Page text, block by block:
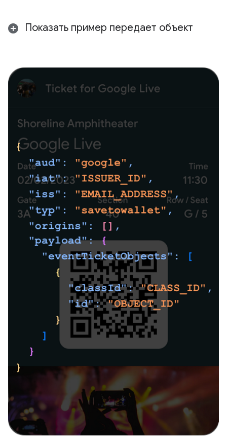
Показать пример передает объект